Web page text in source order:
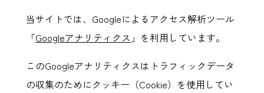
当サイトでは、Googleによるアクセス解析ツール
「Googleアナリティクス 」を利用しています。
このGoogleアナリティクスはトラフィックデータ
の収集のためにクッキー（Cookie）を使用してい